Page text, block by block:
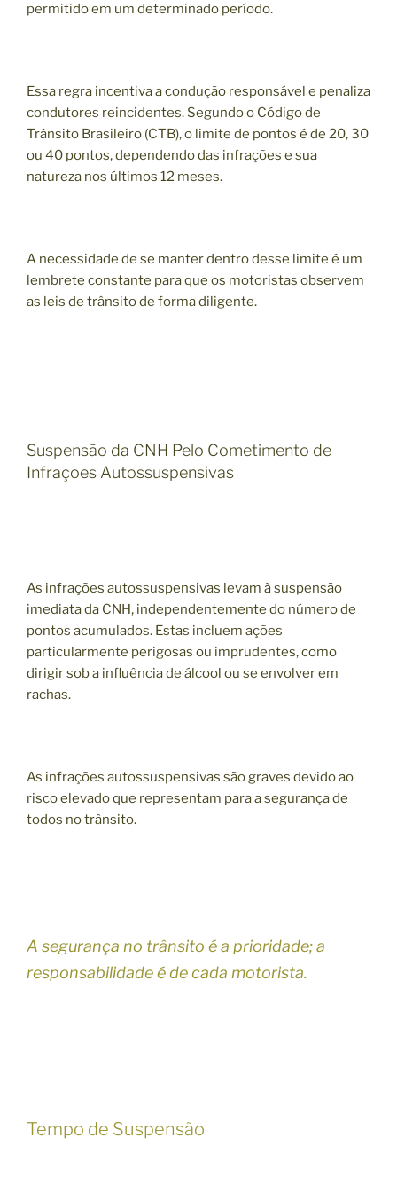
permitido em um determinado período.
Essa regra incentiva a condução responsável e penaliza
condutores reincidentes. Segundo o Código de
Trânsito Brasileiro (CTB), o limite de pontos é de 20, 30
ou 40 pontos, dependendo das infrações e sua
natureza nos últimos 12 meses.
A necessidade de se manter dentro desse limite é um
lembrete constante para que os motoristas observem
as leis de trânsito de forma diligente.
Suspensão da CNH Pelo Cometimento de
Infrações Autossuspensivas
As infrações autossuspensivas levam à suspensão
imediata da CNH, independentemente do número de
pontos acumulados. Estas incluem ações
particularmente perigosas ou imprudentes, como
dirigir sob a influência de álcool ou se envolver em
rachas.
As infrações autossuspensivas são graves devido ao
risco elevado que representam para a segurança de
todos no trânsito.
A segurança no trânsito é a prioridade; a
responsabilidade é de cada motorista.
Tempo de Suspensão